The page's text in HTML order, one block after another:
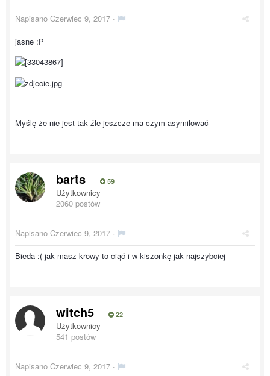
Napisano Czerwiec 9, 2017 ·
jasne :P
Myślę że nie jest tak źle jeszcze ma czym asymilować
barts 59
Użytkownicy
2060 postów
Napisano Czerwiec 9, 2017 ·
Bieda :( jak masz krowy to ciąć i w kiszonkę jak najszybciej
witch5 22
Użytkownicy
541 postów
Napisano Czerwiec 9, 2017 ·